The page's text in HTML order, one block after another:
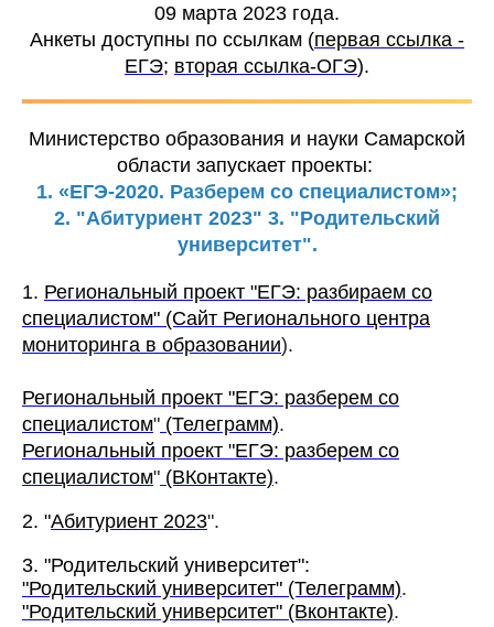
09 марта 2023 года.
Анкеты доступны по ссылкам (первая ссылка -
ЕГЭ; вторая ссылка-ОГЭ).
Министерство образования и науки Самарской
области запускает проекты:
1. «ЕГЭ-2020. Разберем со специалистом»;
2. "Абитуриент 2023" 3. "Родительский
университет".
1. Региональный проект "ЕГЭ: разбираем со
специалистом" (Сайт Регионального центра
мониторинга в образовании).
Региональный проект "ЕГЭ: разберем со
специалистом" (Телеграмм).
Региональный проект "ЕГЭ: разберем со
специалистом" (ВКонтакте).
2. "Абитуриент 2023".
3. "Родительский университет":
"Родительский университет" (Телеграмм).
"Родительский университет" (Вконтакте).